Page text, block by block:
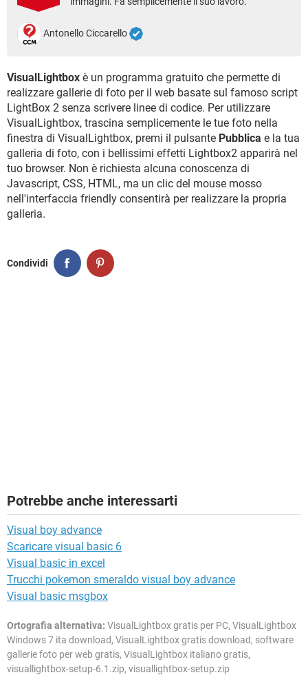
TIKTOK FACEBOOK
HARDWARE
Antonello Ciccarello
VisualLightbox è un programma gratuito che permette di
realizzare gallerie di foto per il web basate sul famoso script
LightBox 2 senza scrivere linee di codice. Per utilizzare
VisualLightbox, trascina semplicemente le tue foto nella
finestra di VisualLightbox, premi il pulsante Pubblica e la tua
galleria di foto, con i bellissimi effetti Lightbox2 apparirà nel
tuo browser. Non è richiesta alcuna conoscenza di
Javascript, CSS, HTML, ma un clic del mouse mosso
nell'interfaccia friendly consentirà per realizzare la propria
galleria.
Condividi
Potrebbe anche interessarti
Visual boy advance
Scaricare visual basic 6
Visual basic in excel
Trucchi pokemon smeraldo visual boy advance
Visual basic msgbox
Ortografia alternativa: VisualLightbox gratis per PC, VisualLightbox
Windows 7 ita download, VisualLightbox gratis download, software
gallerie foto per web gratis, VisualLightbox italiano gratis,
visuallightbox-setup-6.1.zip, visuallightbox-setup.zip